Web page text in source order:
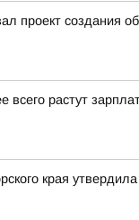
проект создания
всего растут
края